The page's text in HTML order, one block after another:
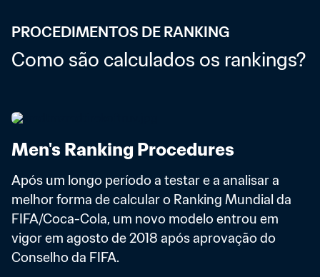
PROCEDIMENTOS DE RANKING
Como são calculados os rankings?
Men's Ranking Procedures
Após um longo período a testar e a analisar a
melhor forma de calcular o Ranking Mundial da
FIFA/Coca-Cola, um novo modelo entrou em
vigor em agosto de 2018 após aprovação do
Conselho da FIFA.